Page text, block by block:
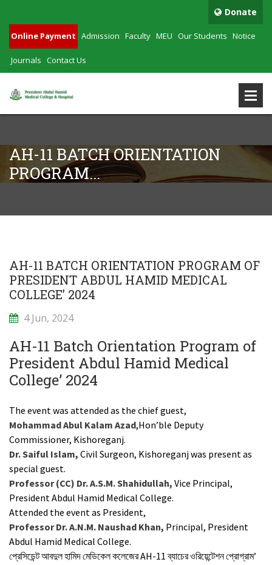
Donate
Online Payment Admission Faculty MEU Our Students Notice
Journals Contact Us
AH-11 BATCH ORIENTATION
PROGRAM...
AH-11 BATCH ORIENTATION PROGRAM OF
PRESIDENT ABDUL HAMID MEDICAL
COLLEGE’ 2024
4 Jun, 2024
AH-11 Batch Orientation Program of
President Abdul Hamid Medical
College’ 2024
The event was attended as the chief guest,
Mohammad Abul Kalam Azad,Hon’ble Deputy
Commissioner, Kishoreganj.
Dr. Saiful Islam, Civil Surgeon, Kishoreganj was present as
special guest.
Professor (CC) Dr. A.S.M. Shahidullah, Vice Principal,
President Abdul Hamid Medical College.
Attended the event as President,
Professor Dr. A.N.M. Naushad Khan, Principal, President
Abdul Hamid Medical College.
প্রেসিডেন্ট আবদুল হামিদ মেডিকেল কলেজের AH-11 ব্যাচের ওরিয়েন্টেশন প্রোগ্রাম’